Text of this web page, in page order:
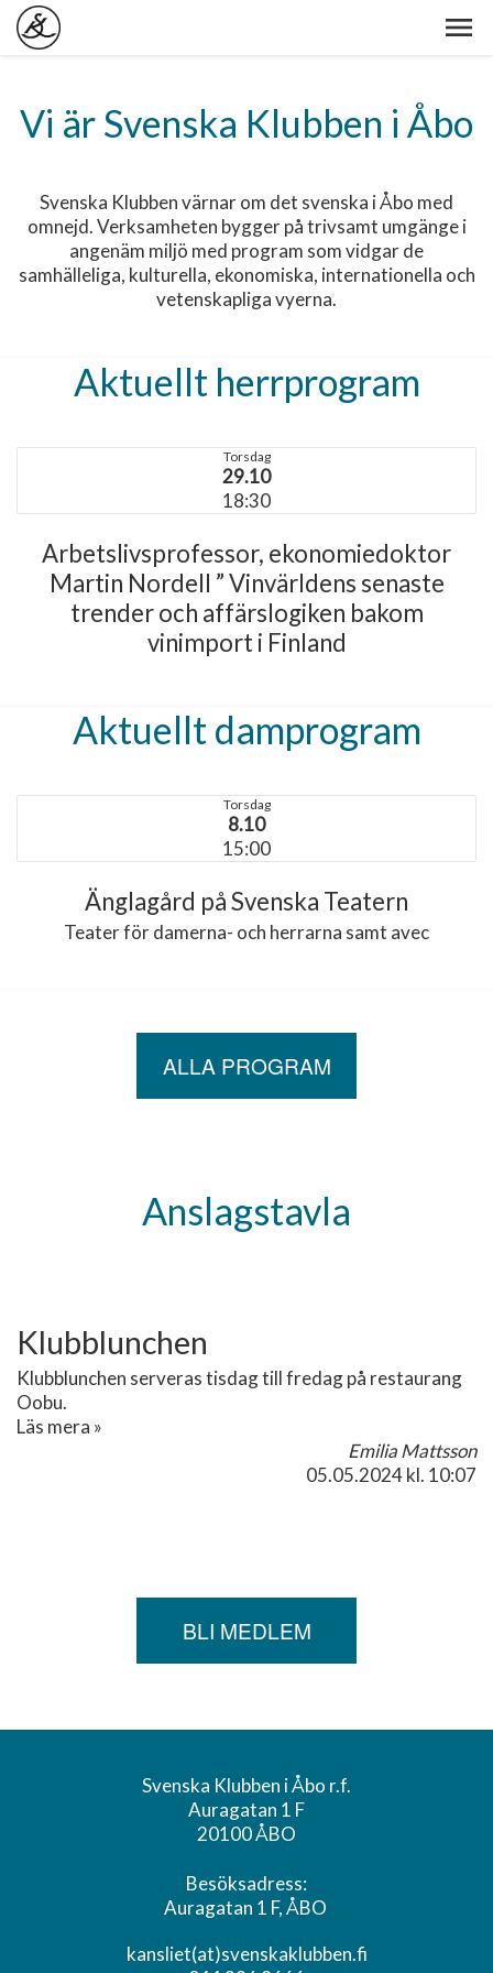
Vi är Svenska Klubben i Åbo
Svenska Klubben värnar om det svenska i Åbo med
omnejd. Verksamheten bygger på trivsamt umgänge i
angenäm miljö med program som vidgar de
samhälleliga, kulturella, ekonomiska, internationella och
vetenskapliga vyerna.
Aktuellt herrprogram
Torsdag
29.10
18:30
Arbetslivsprofessor, ekonomiedoktor
Martin Nordell ” Vinvärldens senaste
trender och affärslogiken bakom
vinimport i Finland
Aktuellt damprogram
Torsdag
8.10
15:00
Änglagård på Svenska Teatern
Teater för damerna- och herrarna samt avec
ALLA PROGRAM
Anslagstavla
Klubblunchen
Klubblunchen serveras tisdag till fredag på restaurang
Oobu.
Läs mera »
Emilia Mattsson
05.05.2024kl. 10:07
BLI MEDLEM
Svenska Klubben i Åbo r.f.
Auragatan 1 F
20100 ÅBO
Besöksadress:
Auragatan 1 F, ÅBO
kansliet(at)svenskaklubben.fi